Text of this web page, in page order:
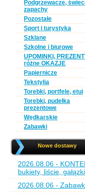
Podgrzewacze,
zapachy
Pozostałe
Sport i turystyka
Szklane
Szkolne i biurowe
UPOMINKI,
różne OKAZJE
Papiernicze
Tekstylia
Torebki, portfele, etui
Torebki, pudełka
prezentowe
Wędkarskie
Zabawki
Nowe dostawy
2026.08.06 -
bukiety, liście, gałązki
2026.08.06 -